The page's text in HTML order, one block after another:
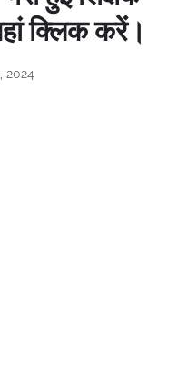
क्लिक करें।
2024